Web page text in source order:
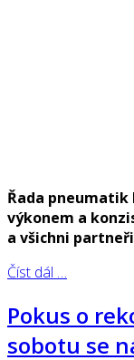
Řada pneumatik
výkonem a
a všichni
Číst dál …
Pokus o
sobotu se